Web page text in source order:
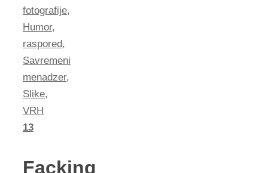
fotografije,
Humor,
raspored,
Savremeni
menadzer,
Slike,
VRH
13
Facking